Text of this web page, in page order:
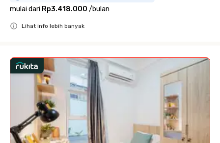
mulai dari Rp3.418.000 /bulan
Lihat info lebih banyak